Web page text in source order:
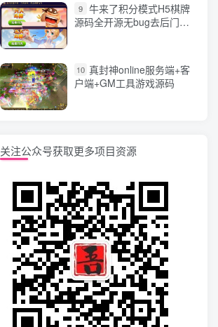
9 牛来了积分模式H5棋牌
源码全开源无bug去后门无
10 真封神online服务端+客
户端+GM工具游戏源码
关注公众号获取更多项目资源